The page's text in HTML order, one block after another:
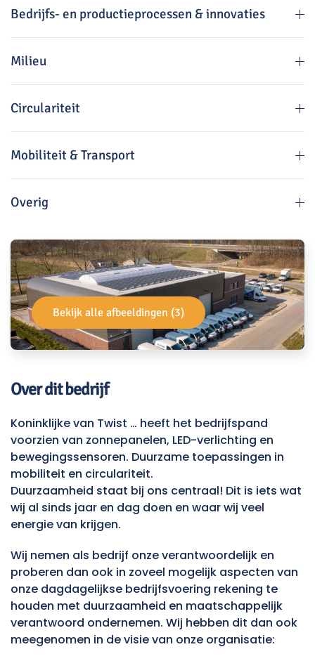
Bedrijfs- en productieprocessen & innovaties
Milieu
Circulariteit
Mobiliteit & Transport
Overig
Bekijk alle afbeeldingen (3)
Over dit bedrijf
Koninklijke van Twist … heeft het bedrijfspand
voorzien van zonnepanelen, LED-verlichting en
bewegingssensoren. Duurzame toepassingen in
mobiliteit en circulariteit.
Duurzaamheid staat bij ons centraal! Dit is iets wat
wij al sinds jaar en dag doen en waar wij veel
energie van krijgen.
Wij nemen als bedrijf onze verantwoordelijk en
proberen dan ook in zoveel mogelijk aspecten van
onze dagdagelijkse bedrijfsvoering rekening te
houden met duurzaamheid en maatschappelijk
verantwoord ondernemen. Wij hebben dit dan ook
meegenomen in de visie van onze organisatie: